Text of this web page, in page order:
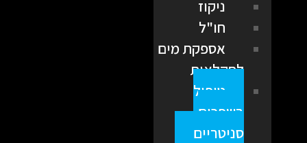
ניקוז
חו"ל
אספקת מים
לחקלאות
טיפול
בשפכים
סניטריים